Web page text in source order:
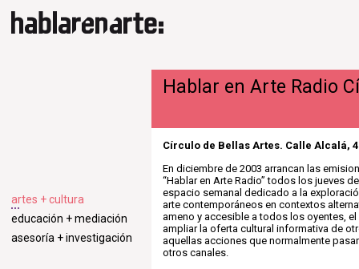
artes + cultura
educación + mediación
asesoría + investigación
Hablar en Arte Radio
Círculo de Bellas Artes. Calle Alcalá,
En diciembre de 2003 arrancan las
“Hablar en Arte Radio” todos los jueves
espacio semanal dedicado a la
arte contemporáneos en contextos
ameno y accesible a todos los oyentes,
ampliar la oferta cultural informativa de
aquellas acciones que normalmente
otros canales.